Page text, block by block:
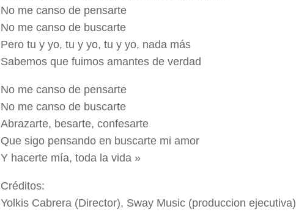
No me canso de pensarte
No me canso de buscarte
Pero tu y yo, tu y yo, tu y yo, nada más
Sabemos que fuimos amantes de verdad
No me canso de pensarte
No me canso de buscarte
Abrazarte, besarte, confesarte
Que sigo pensando en buscarte mi amor
Y hacerte mía, toda la vida »
Créditos:
Yolkis Cabrera (Director), Sway Music (produccion ejecutiva)